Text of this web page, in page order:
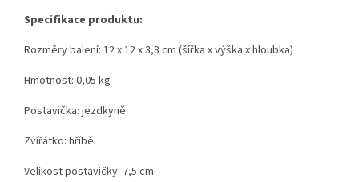
Specifikace produktu:
Rozměry balení: 12 x 12 x 3,8 cm (šířka x výška x hloubka)
Hmotnost: 0,05 kg
Postavička: jezdkyně
Zvířátko: hříbě
Velikost postavičky: 7,5 cm